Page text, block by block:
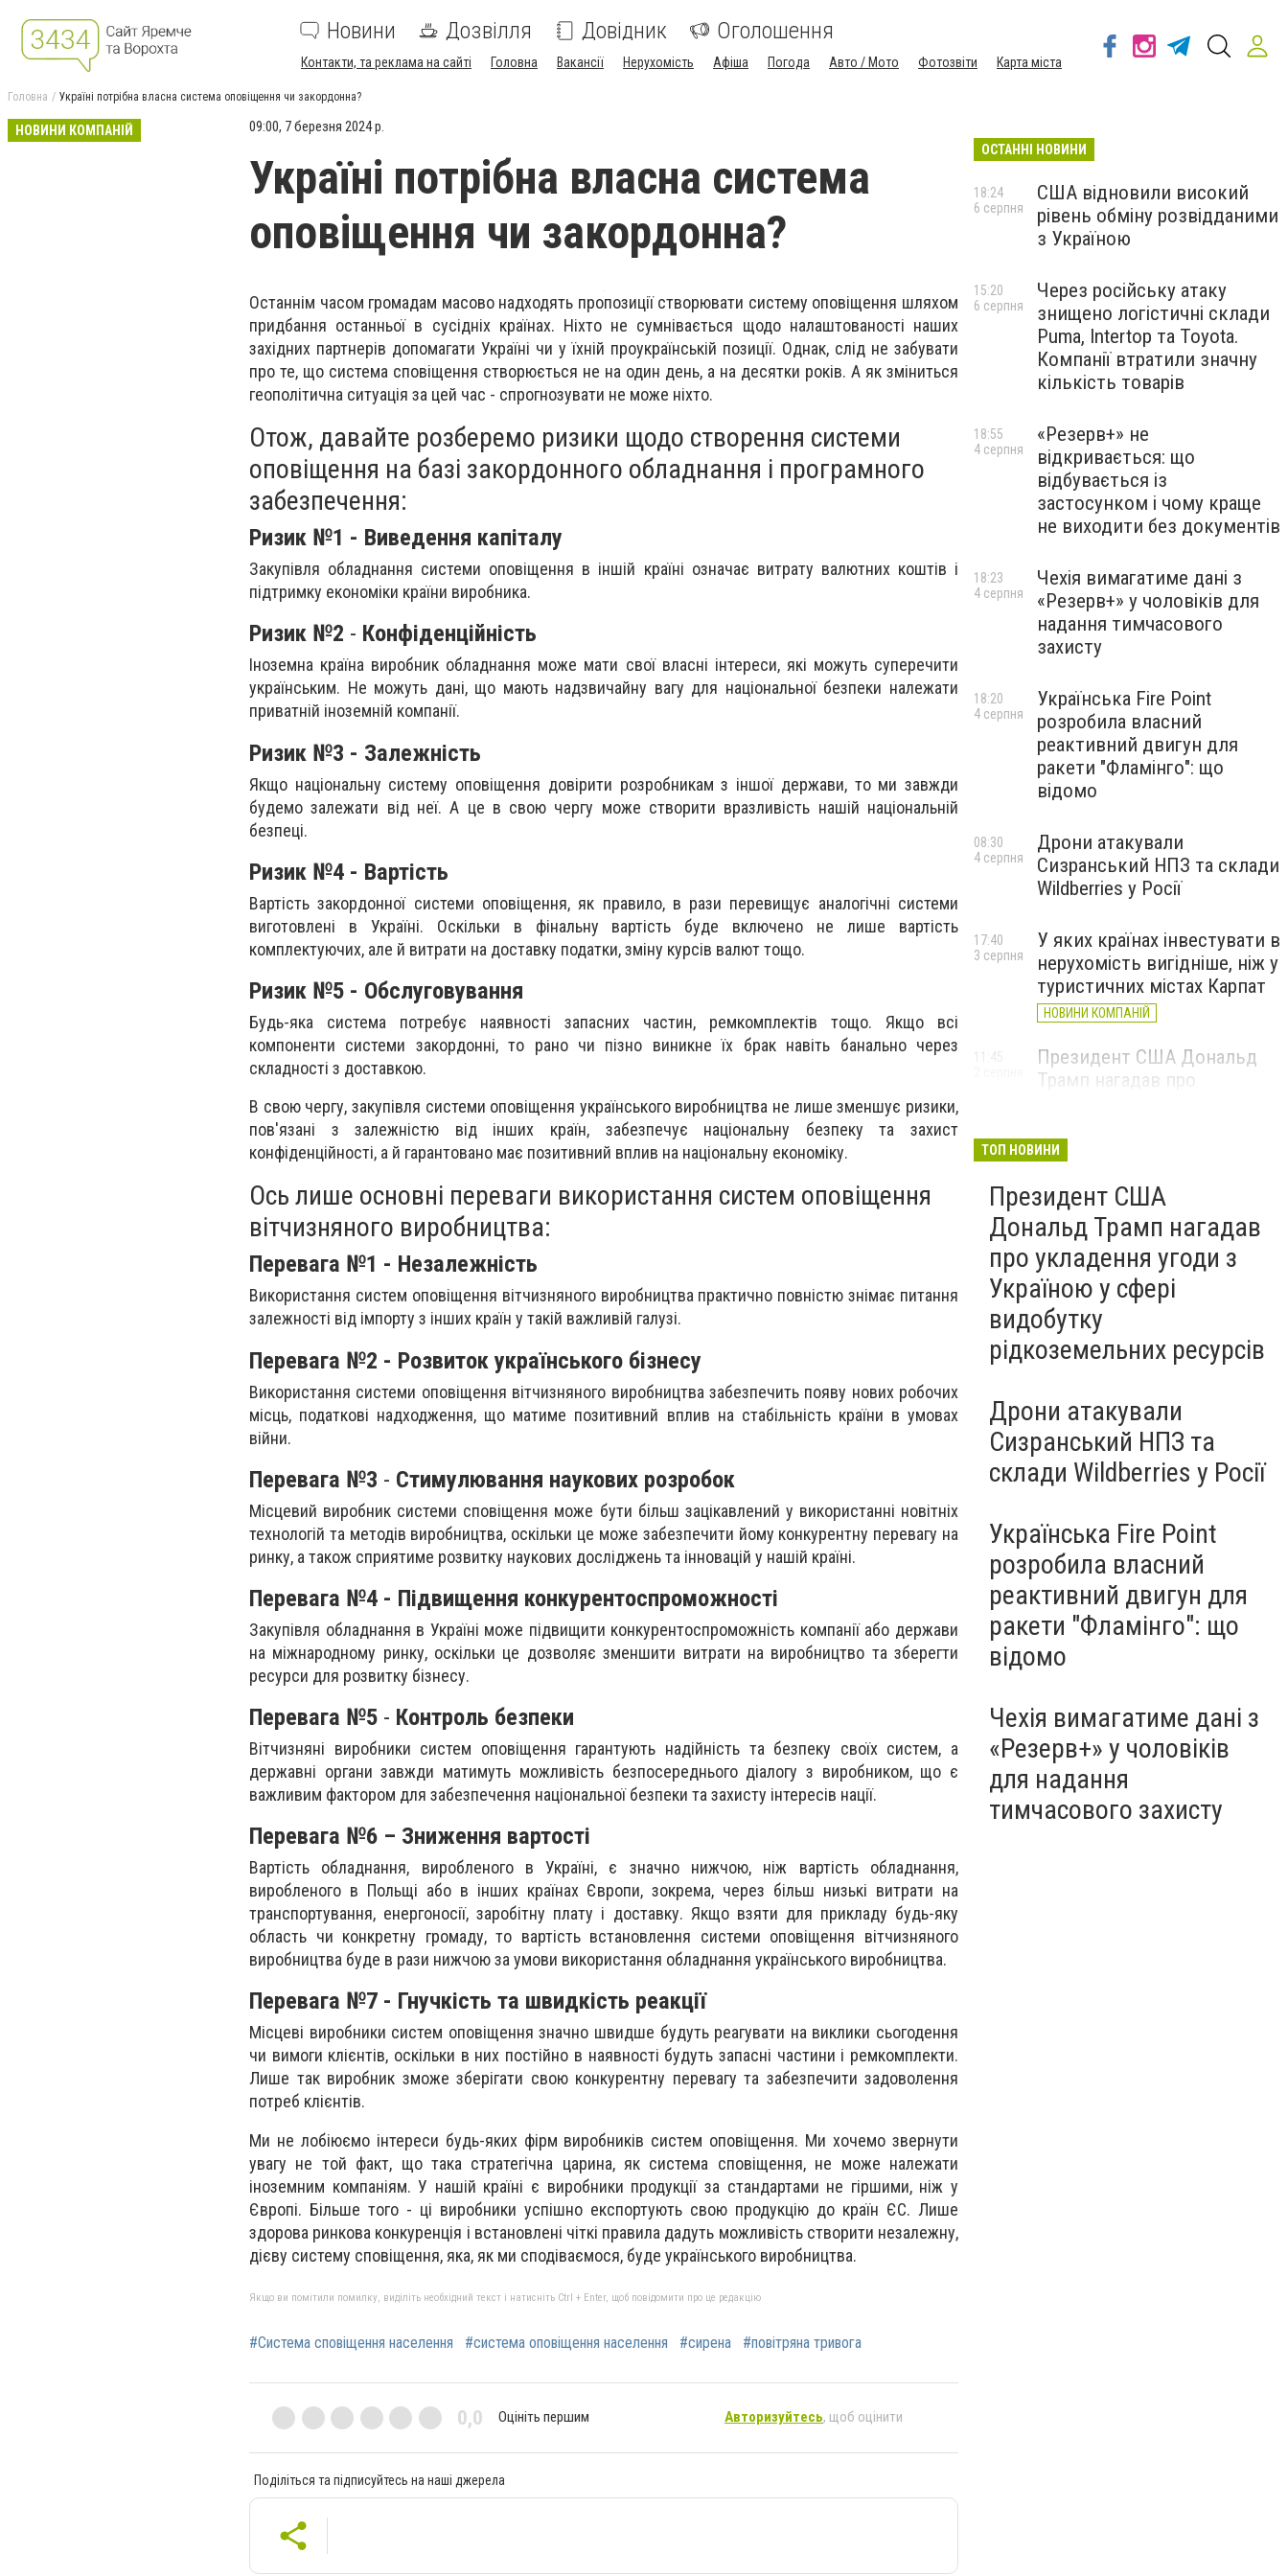
Новини Дозвілля Довідник Оголошення
Контакти, та реклама на сайті Головна Вакансії Нерухомість Афіша Погода Авто / Мото Фотозвіти Карта міста
Головна Україні потрібна власна система оповіщення чи закордонна?
НОВИНИ КОМПАНІЙ 09:00, 7 березня 2024 р.
Україні потрібна власна система
оповіщення чи закордонна?
Останнім часом громадам масово надходять пропозиції створювати систему оповіщення шляхом
придбання останньої в сусідніх країнах. Ніхто не сумнівається щодо налаштованості наших
західних партнерів допомагати Україні чи у їхній проукраїнській позиції. Однак, слід не забувати
про те, що система сповіщення створюється не на один день, а на десятки років. А як зміниться
геополітична ситуація за цей час - спрогнозувати не може ніхто.
Отож, давайте розберемо ризики щодо створення системи
оповіщення на базі закордонного обладнання і програмного
забезпечення:
Ризик №1 - Виведення капіталу
Закупівля обладнання системи оповіщення в іншій країні означає витрату валютних коштів і
підтримку економіки країни виробника.
Ризик №2 - Конфіденційність
Іноземна країна виробник обладнання може мати свої власні інтереси, які можуть суперечити
українським. Не можуть дані, що мають надзвичайну вагу для національної безпеки належати
приватній іноземній компанії.
Ризик №3 - Залежність
Якщо національну систему оповіщення довірити розробникам з іншої держави, то ми завжди
будемо залежати від неї. А це в свою чергу може створити вразливість нашій національній
безпеці.
Ризик №4 - Вартість
Вартість закордонної системи оповіщення, як правило, в рази перевищує аналогічні системи
виготовлені в Україні. Оскільки в фінальну вартість буде включено не лише вартість
комплектуючих, але й витрати на доставку податки, зміну курсів валют тощо.
Ризик №5 - Обслуговування
Будь-яка система потребує наявності запасних частин, ремкомплектів тощо. Якщо всі
компоненти системи закордонні, то рано чи пізно виникне їх брак навіть банально через
складності з доставкою.
В свою чергу, закупівля системи оповіщення українського виробництва не лише зменшує ризики,
пов'язані з залежністю від інших країн, забезпечує національну безпеку та захист
конфіденційності, а й гарантовано має позитивний вплив на національну економіку.
Ось лише основні переваги використання систем оповіщення
вітчизняного виробництва:
Перевага №1 - Незалежність
Використання систем оповіщення вітчизняного виробництва практично повністю знімає питання
залежності від імпорту з інших країн у такій важливій галузі.
Перевага №2 - Розвиток українського бізнесу
Використання системи оповіщення вітчизняного виробництва забезпечить появу нових робочих
місць, податкові надходження, що матиме позитивний вплив на стабільність країни в умовах
війни.
Перевага №3 - Стимулювання наукових розробок
Місцевий виробник системи сповіщення може бути більш зацікавлений у використанні новітніх
технологій та методів виробництва, оскільки це може забезпечити йому конкурентну перевагу на
ринку, а також сприятиме розвитку наукових досліджень та інновацій у нашій країні.
Перевага №4 - Підвищення конкурентоспроможності
Закупівля обладнання в Україні може підвищити конкурентоспроможність компанії або держави
на міжнародному ринку, оскільки це дозволяє зменшити витрати на виробництво та зберегти
ресурси для розвитку бізнесу.
Перевага №5 - Контроль безпеки
Вітчизняні виробники систем оповіщення гарантують надійність та безпеку своїх систем, а
державні органи завжди матимуть можливість безпосереднього діалогу з виробником, що є
важливим фактором для забезпечення національної безпеки та захисту інтересів нації.
Перевага №6 – Зниження вартості
Вартість обладнання, виробленого в Україні, є значно нижчою, ніж вартість обладнання,
виробленого в Польщі або в інших країнах Європи, зокрема, через більш низькі витрати на
транспортування, енергоносії, заробітну плату і доставку. Якщо взяти для прикладу будь-яку
область чи конкретну громаду, то вартість встановлення системи оповіщення вітчизняного
виробництва буде в рази нижчою за умови використання обладнання українського виробництва.
Перевага №7 - Гнучкість та швидкість реакції
Місцеві виробники систем оповіщення значно швидше будуть реагувати на виклики сьогодення
чи вимоги клієнтів, оскільки в них постійно в наявності будуть запасні частини і ремкомплекти.
Лише так виробник зможе зберігати свою конкурентну перевагу та забезпечити задоволення
потреб клієнтів.
Ми не лобіюємо інтереси будь-яких фірм виробників систем оповіщення. Ми хочемо звернути
увагу не той факт, що така стратегічна царина, як система сповіщення, не може належати
іноземним компаніям. У нашій країні є виробники продукції за стандартами не гіршими, ніж у
Європі. Більше того - ці виробники успішно експортують свою продукцію до країн ЄС. Лише
здорова ринкова конкуренція і встановлені чіткі правила дадуть можливість створити незалежну,
дієву систему сповіщення, яка, як ми сподіваємося, буде українського виробництва.
Якщо ви помітили помилку, виділіть необхідний текст і натисніть Ctrl + Enter, щоб повідомити про це редакцію
#Система сповіщення населення #система оповіщення населення #сирена #повітряна тривога
0,0 Оцініть першим Авторизуйтесь, щоб оцінити
Поділіться та підписуйтесь на наші джерела
ОСТАННІ НОВИНИ
США відновили високий
рівень обміну розвідданими
з Україною
18:24
6 серпня
Через російську атаку
знищено логістичні склади
Puma, Intertop та Toyota.
Компанії втратили значну
кількість товарів
15:20
6 серпня
«Резерв+» не
відкривається: що
відбувається із
застосунком і чому краще
не виходити без документів
18:55
4 серпня
Чехія вимагатиме дані з
«Резерв+» у чоловіків для
надання тимчасового
захисту
18:23
4 серпня
Українська Fire Point
розробила власний
реактивний двигун для
ракети "Фламінго": що
відомо
18:20
4 серпня
Дрони атакували
Сизранський НПЗ та склади
Wildberries у Росії
08:30
4 серпня
У яких країнах інвестувати в
нерухомість вигідніше, ніж у
туристичних містах Карпат
НОВИНИ КОМПАНІЙ
17:40
3 серпня
Президент США Дональд
Трамп нагадав про
рідкоземельних ресурсів
11:45
ТОП НОВИНИ
Президент США
Дональд Трамп нагадав
про укладення угоди з
Україною у сфері
видобутку
рідкоземельних ресурсів
Дрони атакували
Сизранський НПЗ та
склади Wildberries у Росії
Українська Fire Point
розробила власний
реактивний двигун для
ракети "Фламінго": що
відомо
Чехія вимагатиме дані з
«Резерв+» у чоловіків
для надання
тимчасового захисту